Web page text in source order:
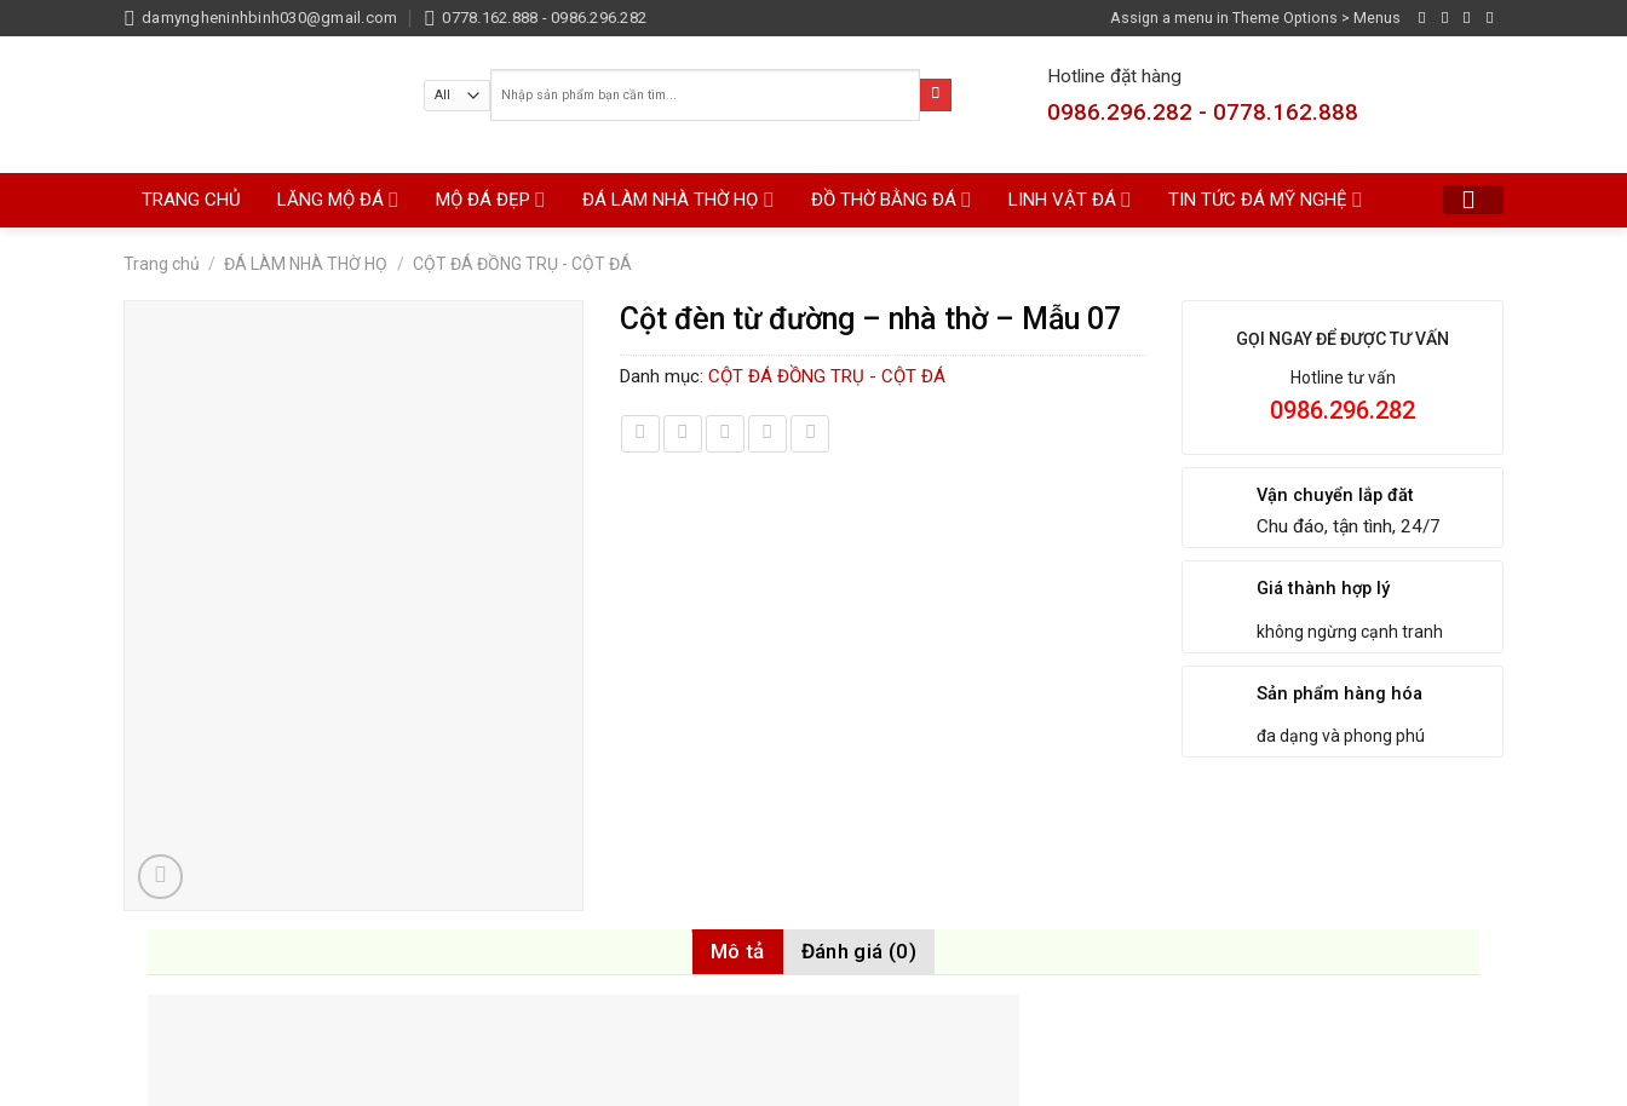
to
damyngheninhbinh030@gmail.com 0778.162.888 - 0986.296.282 Assign a menu in Theme Options > Menus
Tìm
kiếm:
Hotline đặt hàng
0986.296.282 - 0778.162.888
TRANG CHỦ LĂNG MỘ ĐÁ MỘ ĐÁ ĐẸP ĐÁ LÀM NHÀ THỜ HỌ ĐỒ THỜ BẰNG ĐÁ LINH VẬT ĐÁ TIN TỨC ĐÁ MỸ NGHỆ
Trang chủ / ĐÁ LÀM NHÀ THỜ HỌ / CỘT ĐÁ ĐỒNG TRỤ - CỘT ĐÁ
Cột đèn từ đường – nhà thờ – Mẫu 07
Danh mục: CỘT ĐÁ ĐỒNG TRỤ - CỘT ĐÁ
GỌI NGAY ĐỂ ĐƯỢC TƯ VẤN
Hotline tư vấn
0986.296.282
Vận chuyển lắp đăt
Chu đáo, tận tình, 24/7
Giá thành hợp lý
không ngừng cạnh tranh
Sản phẩm hàng hóa
đa dạng và phong phú
Mô tả Đánh giá (0)